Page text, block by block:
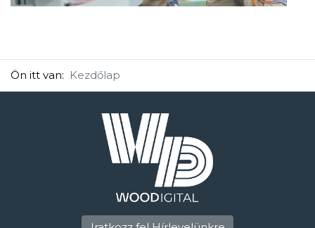
Ön itt van: Kezdőlap